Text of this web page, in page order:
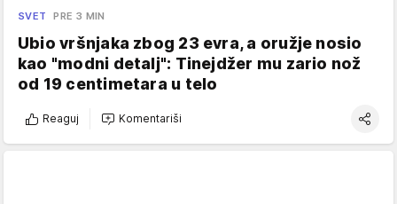
SVET PRE 3 MIN
Ubio vršnjaka zbog 23 evra, a oružje nosio
kao "modni detalj": Tinejdžer mu zario nož
od 19 centimetara u telo
Reaguj Komentariši